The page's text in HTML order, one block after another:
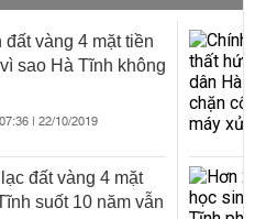
đất vàng 4 mặt tiền
sao Hà Tĩnh không
07:36 | 22/10/2019
đất vàng 4 mặt
suốt 10 năm vẫn